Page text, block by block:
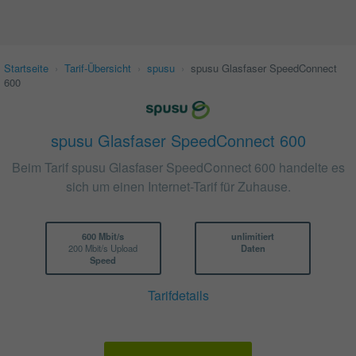
Startseite Tarif-Übersicht spusu
spusu Glasfaser SpeedConnect
600
spusu Glasfaser SpeedConnect 600
Beim Tarif spusu Glasfaser SpeedConnect 600 handelte es
sich um einen Internet-Tarif für Zuhause.
600 Mbit/s
200 Mbit/s Upload
Speed
unlimitiert
Daten
Tarifdetails